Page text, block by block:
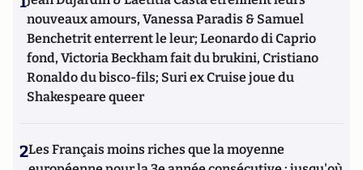
nouveaux amours, Vanessa Paradis & Samuel
Benchetrit enterrent le leur; Leonardo di Caprio
fond, Victoria Beckham fait du brukini, Cristiano
Ronaldo du bisco-fils; Suri ex Cruise joue du
Shakespeare queer
2Les Français moins riches que la moyenne